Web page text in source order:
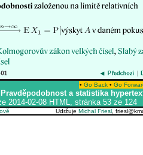
• Go Back • Go
Pravděpodobnost a statistika
2014-02-08 HTML, stránka 53 ze 124
Udržuje Michal Friesl ,